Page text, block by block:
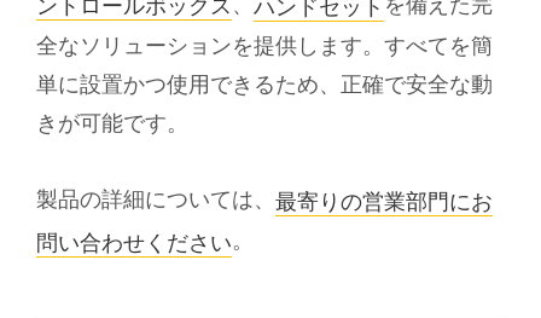
全なソリューションを提供します。すべてを簡
単に設置かつ使用できるため、正確で安全な動
きが可能です。
製品の詳細については、 最寄りの営業部門にお
問い合わせください。